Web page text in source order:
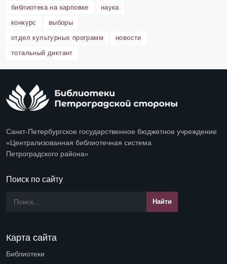
библиотека на карповке
наука
конкурс
выборы
отдел культурных программ
новости
тотальный диктант
Санкт-Петербургское государственное бюджетное учреждение
«Централизованная библиотечная система
Петроградского района»
Поиск по сайту
Карта сайта
Библиотеки